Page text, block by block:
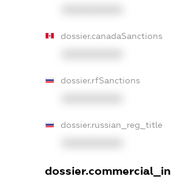
dossier.canadaSanctions
dossier.rfSanctions
dossier.russian_reg_title